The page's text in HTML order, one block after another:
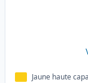
Jaune haute